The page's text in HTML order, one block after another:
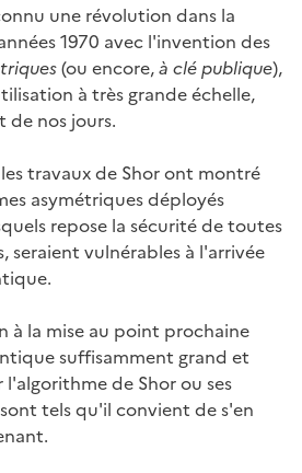
une révolution dans la
1970 avec l'invention des
(ou encore,à clé publique),
à très grande échelle,
nos jours.
travaux de Shor ont montré
asymétriques déployés
repose la sécurité de toutes
seraient vulnérables à l'arrivée
à la mise au point prochaine
suffisamment grand et
de Shor ou ses
tels qu'il convient de s'en